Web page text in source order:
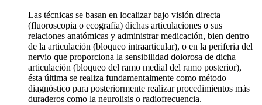
Las técnicas se basan en localizar bajo visión directa
(fluoroscopia o ecografía) dichas articulaciones o sus
relaciones anatómicas y administrar medicación, bien dentro
de la articulación (bloqueo intraarticular), o en la periferia del
nervio que proporciona la sensibilidad dolorosa de dicha
articulación (bloqueo del ramo medial del ramo posterior),
ésta última se realiza fundamentalmente como método
diagnóstico para posteriormente realizar procedimientos más
duraderos como la neurolisis o radiofrecuencia.